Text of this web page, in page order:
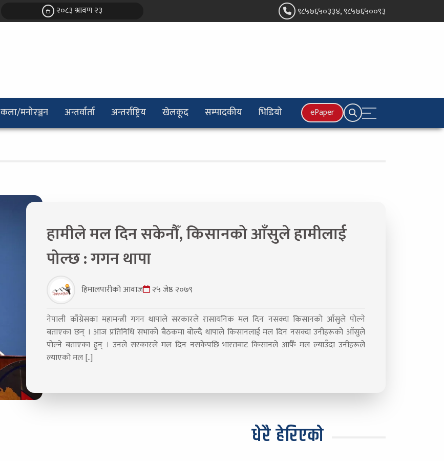
२०८३ श्रावण २३ ९८५७६५०३३४, ९८५७६५००९३
कला/मनोरञ्जन अन्तर्वार्ता अन्तर्राष्ट्रिय खेलकूद सम्पादकीय भिडियो ePaper
हामीले मल दिन सकेनौँ, किसानको आँसुले हामीलाई
पोल्छ : गगन थापा
हिमालपारीको आवाज २५ जेष्ठ २०७९
नेपाली काँग्रेसका महामन्त्री गगन थापाले सरकारले रासायनिक मल दिन नसक्दा किसानको आँसुले पोल्ने
बताएका छन् । आज प्रतिनिधि सभाको बैठकमा बोल्दै थापाले किसानलाई मल दिन नसक्दा उनीहरूको आँसुले
पोल्ने बताएका हुन् । उनले सरकारले मल दिन नसकेपछि भारतबाट किसानले आफैँ मल ल्याउँदा उनीहरूले
ल्याएको मल [..]
धेरै हेरिएको